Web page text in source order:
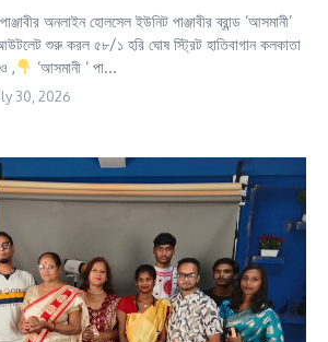
অনলাইন হোলসেল ইউনিট পাঞ্জাবীর ব্রান্ড ‘আসমানী’
শুরু করল ৫৮/১ হরি ঘোষ স্ট্রিট হাতিবাগান কলকাতা
,
‘আসমানী ‘ পা...
30, 2026